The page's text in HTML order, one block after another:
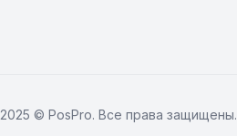
2025 © PosPro. Все права защищены.